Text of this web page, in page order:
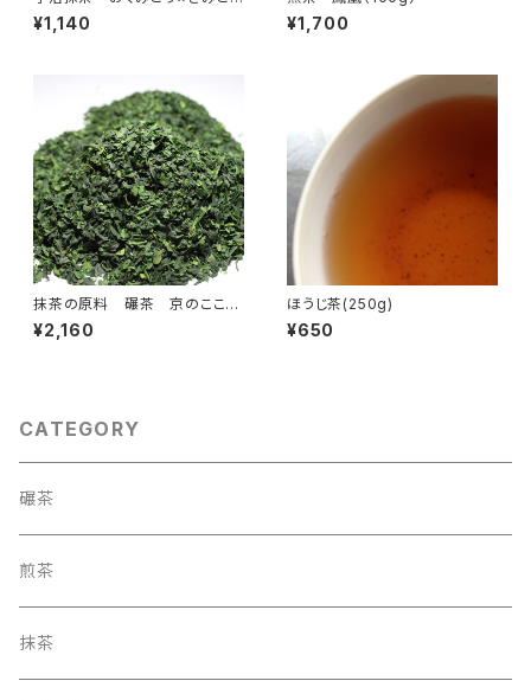
（30ｇ）抹茶100％（国産10
0％・無添加・無香料・無着色）
抹茶ラテに 定価1140円 内
容量：30ｇ入（京都宇治茶 古
勝製茶場） 合組02
¥1,140 ¥1,700
抹茶の原料 碾茶 京のここ
ろ （50ｇ）
¥2,160
ほうじ茶(250g)
¥650
CATEGORY
碾茶
煎茶
抹茶